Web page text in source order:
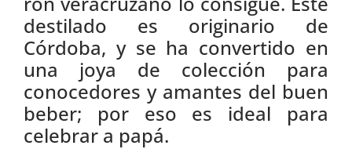
destilado es originario de
Córdoba, y se ha convertido en
una joya de colección para
conocedores y amantes del buen
beber; por eso es ideal para
celebrar a papá.